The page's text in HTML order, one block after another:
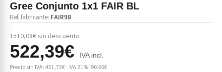
Gree Conjunto 1x1 FAIR BL
Ref. fabricante: FAIR9B
1510,08€ sin descuento
522,39€ IVA incl.
Precio sin IVA: 431,73€ · IVA 21%: 90.66€